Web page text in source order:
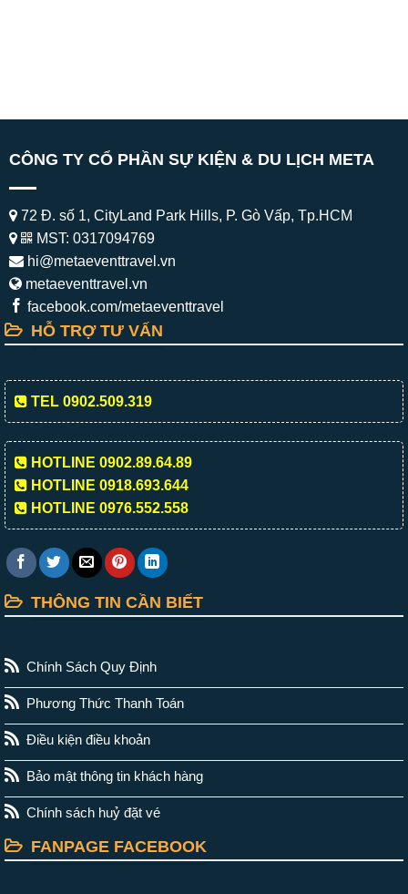
CÔNG TY CỔ PHẦN SỰ KIỆN & DU LỊCH META
72 Đ. số 1, CityLand Park Hills, P. Gò Vấp, Tp.HCM
MST: 0317094769
hi@metaeventtravel.vn
metaeventtravel.vn
facebook.com/metaeventtravel
HỖ TRỢ TƯ VẤN
TEL 0902.509.319
HOTLINE 0902.89.64.89
HOTLINE 0918.693.644
HOTLINE 0976.552.558
THÔNG TIN CẦN BIẾT
Chính Sách Quy Định
Phương Thức Thanh Toán
Điều kiện điều khoản
Bảo mật thông tin khách hàng
Chính sách huỷ đặt vé
FANPAGE FACEBOOK